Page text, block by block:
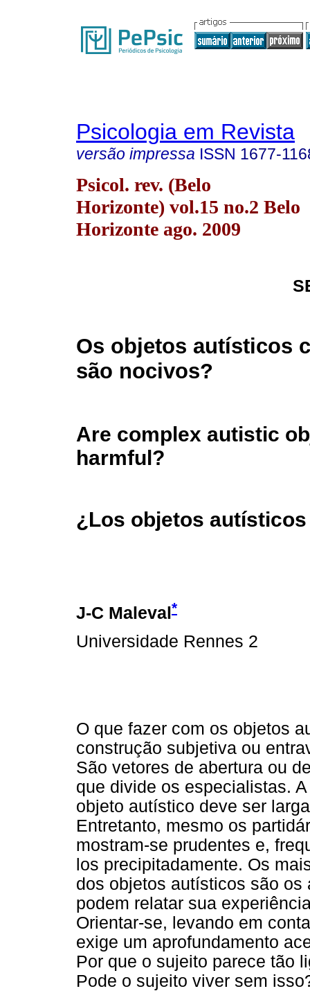
Psicologia em Revista
versão impressa ISSN 1677-
Psicol. rev. (Belo
Horizonte) vol.15 no.2 Belo
Horizonte ago. 2009
Os objetos autísticos
são nocivos?
Are complex autistic
harmful?
¿Los objetos
J-C Maleval *
Universidade Rennes 2
O que fazer com os objetos
construção subjetiva ou
São vetores de abertura ou
que divide os especialistas.
objeto autístico deve ser
Entretanto, mesmo os
mostram-se prudentes e,
los precipitadamente. Os
dos objetos autísticos são
podem relatar sua
Orientar-se, levando em
exige um aprofundamento
Por que o sujeito parece tão
Pode o sujeito viver sem